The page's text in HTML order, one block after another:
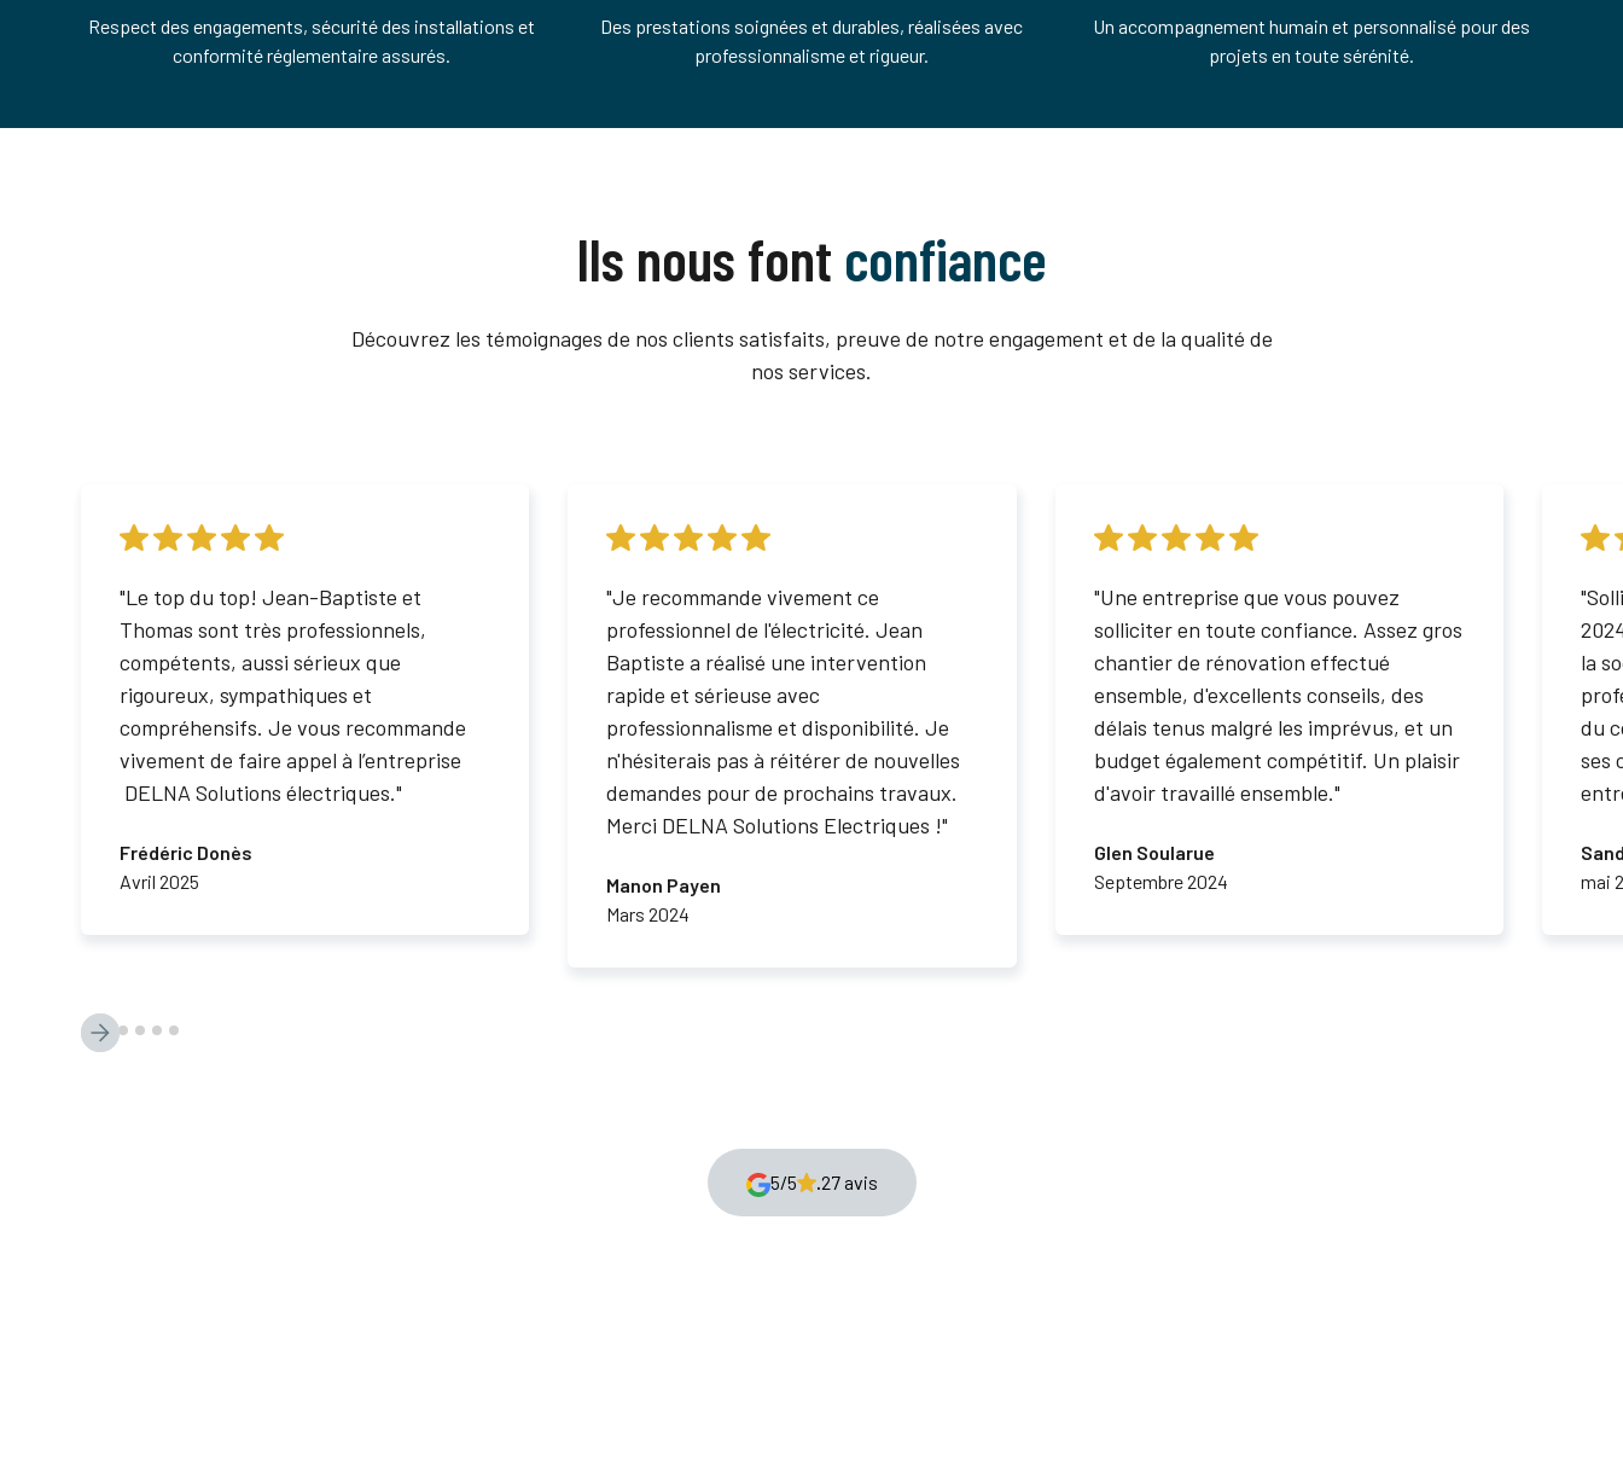
Respect des engagements, sécurité des installations et
conformité réglementaire assurés.
Des prestations soignées et durables, réalisées avec
professionnalisme et rigueur.
Un accompagnement humain et personnalisé pour des
projets en toute sérénité.
Ils nous font confiance
Découvrez les témoignages de nos clients satisfaits, preuve de notre engagement et de la qualité de
nos services.
"Le top du top! Jean-Baptiste et
Thomas sont très professionnels,
compétents, aussi sérieux que
rigoureux, sympathiques et
compréhensifs. Je vous recommande
vivement de faire appel à l’entreprise
DELNA Solutions électriques."
Frédéric Donès
Avril 2025
"Je recommande vivement ce
professionnel de l'électricité. Jean
Baptiste a réalisé une intervention
rapide et sérieuse avec
professionnalisme et disponibilité. Je
n'hésiterais pas à réitérer de nouvelles
demandes pour de prochains travaux.
Merci DELNA Solutions Electriques !"
Manon Payen
Mars 2024
"Une entreprise que vous pouvez
solliciter en toute confiance. Assez gros
chantier de rénovation effectué
ensemble, d'excellents conseils, des
délais tenus malgré les imprévus, et un
budget également compétitif. Un plaisir
d'avoir travaillé ensemble."
Glen Soularue
Septembre 2024
la
du
ses
mai
5/5 .27 avis